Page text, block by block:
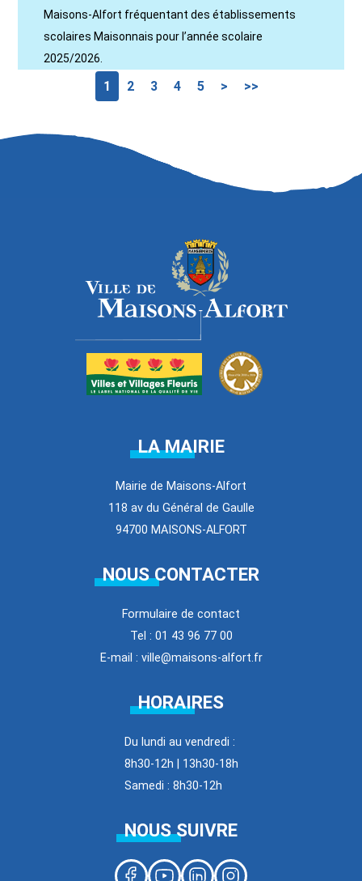
Maisons-Alfort fréquentant des établissements
scolaires Maisonnais pour l’année scolaire
2025/2026.
1 2 3 4 5 > >>
LA MAIRIE
Mairie de Maisons-Alfort
118 av du Général de Gaulle
94700 MAISONS-ALFORT
NOUS CONTACTER
Formulaire de contact
Tel : 01 43 96 77 00
E-mail : ville@maisons-alfort.fr
HORAIRES
Du lundi au vendredi :
8h30-12h | 13h30-18h
Samedi : 8h30-12h
NOUS SUIVRE